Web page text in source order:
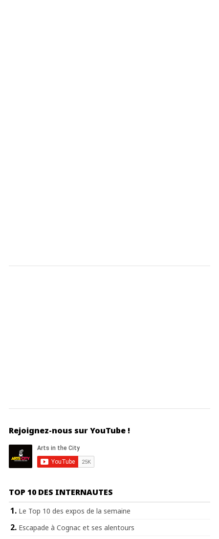
Rejoignez-nous sur YouTube !
TOP 10 DES INTERNAUTES
Le Top 10 des expos de la semaine
Escapade à Cognac et ses alentours